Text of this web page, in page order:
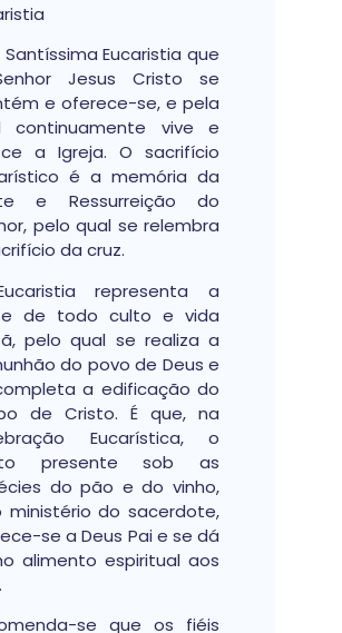
Santíssima Eucaristia que
Jesus Cristo se
e oferece-se, e pela
continuamente vive e
a Igreja. O sacrifício
é a memória da
e Ressurreição do
pelo qual se relembra
da cruz.
representa a
de todo culto e vida
pelo qual se realiza a
do povo de Deus e
a edificação do
de Cristo. É que, na
Eucarística, o
presente sob as
do pão e do vinho,
ministério do sacerdote,
se a Deus Pai e se dá
alimento espiritual aos
se que os fiéis